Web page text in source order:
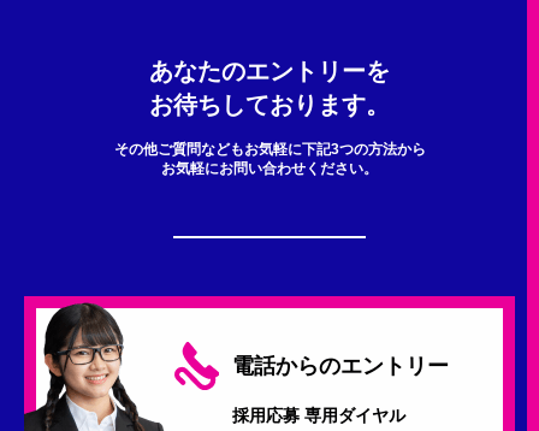
あなたのエントリーを
お待ちしております。
その他ご質問などもお気軽に下記3つの方法から
お気軽にお問い合わせください。
電話からのエントリー
採用応募 専用ダイヤル